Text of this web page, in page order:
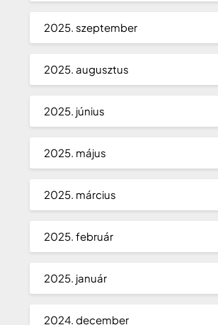
2025. szeptember
2025. augusztus
2025. június
2025. május
2025. március
2025. február
2025. január
2024. december